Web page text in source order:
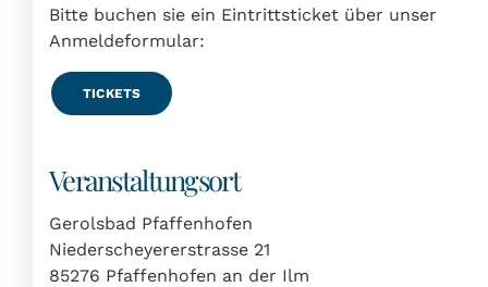
Bitte buchen sie ein Eintrittsticket über unser
Anmeldeformular:
TICKETS
Veranstaltungsort
Gerolsbad Pfaffenhofen
Niederscheyererstrasse 21
85276 Pfaffenhofen an der Ilm